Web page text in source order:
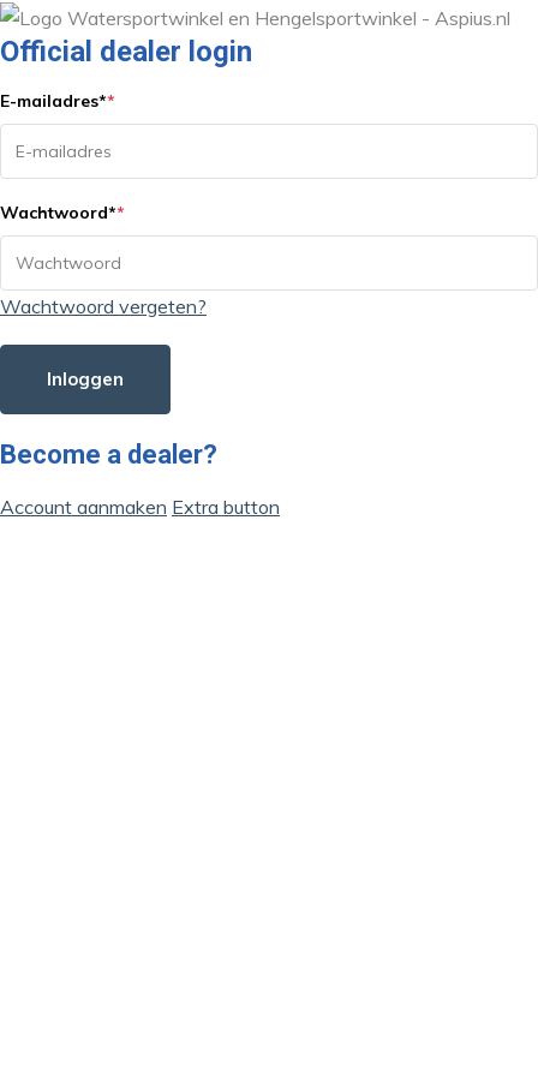
Official dealer login
E-mailadres**
Wachtwoord**
Wachtwoord vergeten?
Inloggen
Become a dealer?
Account aanmaken Extra button